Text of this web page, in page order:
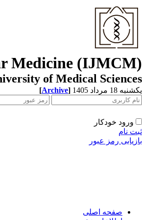
Medicine (IJMCM)
of Medical Sciences
یکشنبه 18 مرداد 1405 [Archive]
ورود خودکار
ثبت نام
بازیابی رمز عبور
صفحه اصلی